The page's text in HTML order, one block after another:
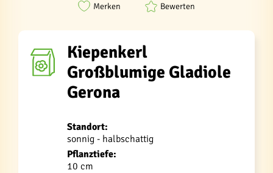
Merken Bewerten
Kiepenkerl
Großblumige Gladiole
Gerona
Standort:
sonnig - halbschattig
Pflanztiefe:
10 cm